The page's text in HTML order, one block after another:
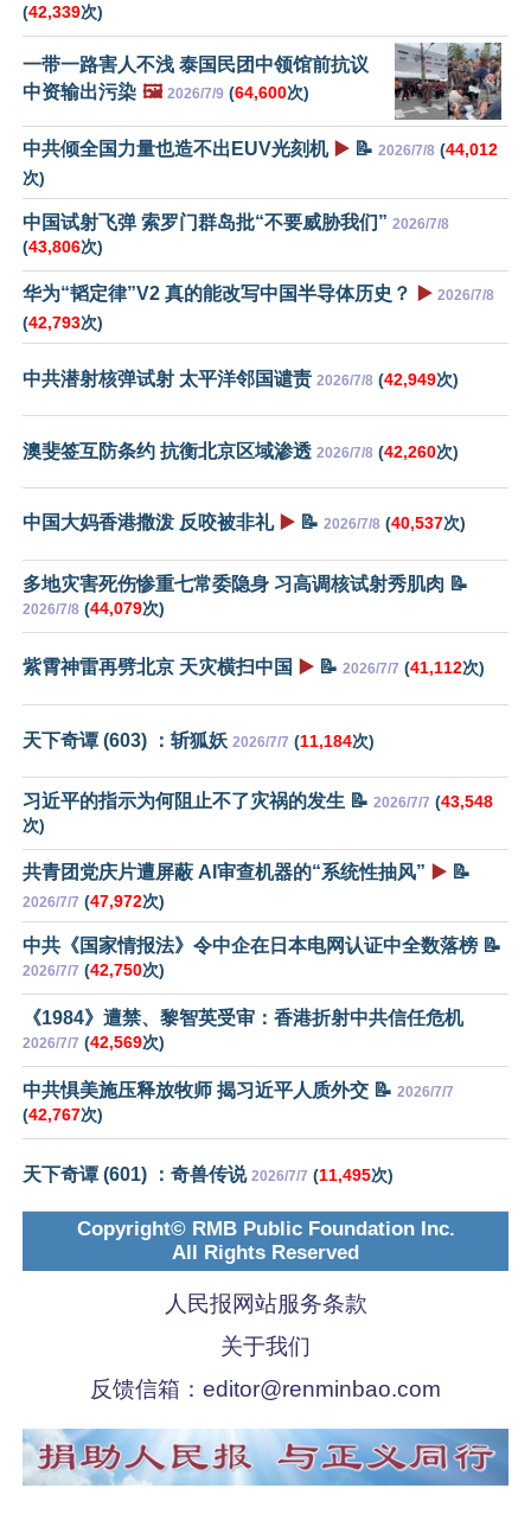
(42,339次)
一带一路害人不浅 泰国民团中领馆前抗议
中资输出污染 🖼️ 2026/7/9 (64,600次)
中共倾全国力量也造不出EUV光刻机 ▶️ 📝 2026/7/8 (44,012
次)
中国试射飞弹 索罗门群岛批“不要威胁我们” 2026/7/8
(43,806次)
华为“韬定律”V2 真的能改写中国半导体历史？ ▶️ 2026/7/8
(42,793次)
中共潜射核弹试射 太平洋邻国谴责 2026/7/8 (42,949次)
澳斐签互防条约 抗衡北京区域渗透 2026/7/8 (42,260次)
中国大妈香港撒泼 反咬被非礼 ▶️ 📝 2026/7/8 (40,537次)
多地灾害死伤惨重七常委隐身 习高调核试射秀肌肉 📝
2026/7/8 (44,079次)
紫霄神雷再劈北京 天灾横扫中国 ▶️ 📝 2026/7/7 (41,112次)
天下奇谭 (603) ：斩狐妖 2026/7/7 (11,184次)
习近平的指示为何阻止不了灾祸的发生 📝 2026/7/7 (43,548
次)
共青团党庆片遭屏蔽 AI审查机器的“系统性抽风” ▶️ 📝
2026/7/7 (47,972次)
中共《国家情报法》令中企在日本电网认证中全数落榜 📝
2026/7/7 (42,750次)
《1984》遭禁、黎智英受审：香港折射中共信任危机
2026/7/7 (42,569次)
中共惧美施压释放牧师 揭习近平人质外交 📝 2026/7/7
(42,767次)
天下奇谭 (601) ：奇兽传说 2026/7/7 (11,495次)
Copyright© RMB Public Foundation Inc.
All Rights Reserved
人民报网站服务条款
关于我们
反馈信箱： editor@renminbao.com